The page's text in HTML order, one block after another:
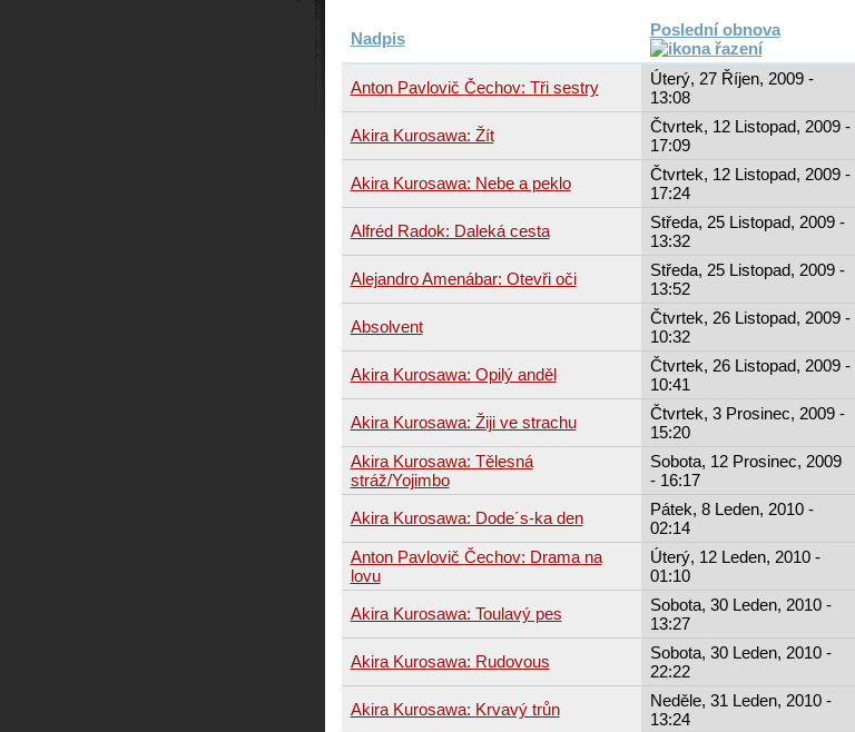
Nadpis Poslední obnova
Anton Pavlovič Čechov: Tři sestry
Úterý, 27 Říjen, 2009 -
13:08
Akira Kurosawa: Žít
Čtvrtek, 12 Listopad, 2009 -
17:09
Akira Kurosawa: Nebe a peklo
Čtvrtek, 12 Listopad, 2009 -
17:24
Alfréd Radok: Daleká cesta
Středa, 25 Listopad, 2009 -
13:32
Alejandro Amenábar: Otevři oči
Středa, 25 Listopad, 2009 -
13:52
Absolvent
Čtvrtek, 26 Listopad, 2009 -
10:32
Akira Kurosawa: Opilý anděl
Čtvrtek, 26 Listopad, 2009 -
10:41
Akira Kurosawa: Žiji ve strachu
Čtvrtek, 3 Prosinec, 2009 -
15:20
Akira Kurosawa: Tělesná
stráž/Yojimbo
Sobota, 12 Prosinec, 2009
- 16:17
Akira Kurosawa: Dode´s-ka den
Pátek, 8 Leden, 2010 -
02:14
Anton Pavlovič Čechov: Drama na
lovu
Úterý, 12 Leden, 2010 -
01:10
Akira Kurosawa: Toulavý pes
Sobota, 30 Leden, 2010 -
13:27
Akira Kurosawa: Rudovous
Sobota, 30 Leden, 2010 -
22:22
Akira Kurosawa: Krvavý trůn
Neděle, 31 Leden, 2010 -
13:24